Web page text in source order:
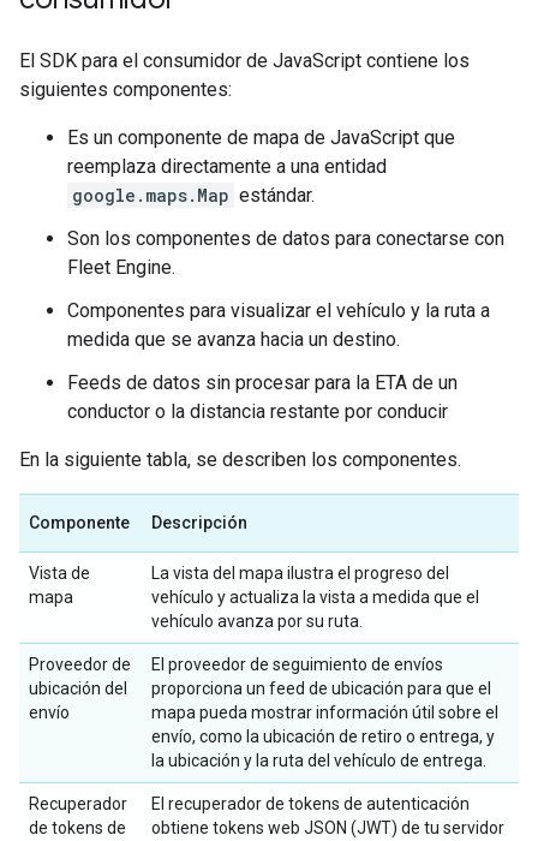
El SDK para el consumidor de JavaScript contiene los
siguientes componentes:
Es un componente de mapa de JavaScript que
reemplaza directamente a una entidad
google.maps.Map estándar.
Son los componentes de datos para conectarse con
Fleet Engine.
Componentes para visualizar el vehículo y la ruta a
medida que se avanza hacia un destino.
Feeds de datos sin procesar para la ETA de un
conductor o la distancia restante por conducir
En la siguiente tabla, se describen los componentes.
Componente Descripción
Vista de
mapa
La vista del mapa ilustra el progreso del
vehículo y actualiza la vista a medida que el
vehículo avanza por su ruta.
Proveedor de
ubicación del
envío
El proveedor de seguimiento de envíos
proporciona un feed de ubicación para que el
mapa pueda mostrar información útil sobre el
envío, como la ubicación de retiro o entrega, y
la ubicación y la ruta del vehículo de entrega.
Recuperador
de tokens de
El recuperador de tokens de autenticación
obtiene tokens web JSON (JWT) de tu servidor